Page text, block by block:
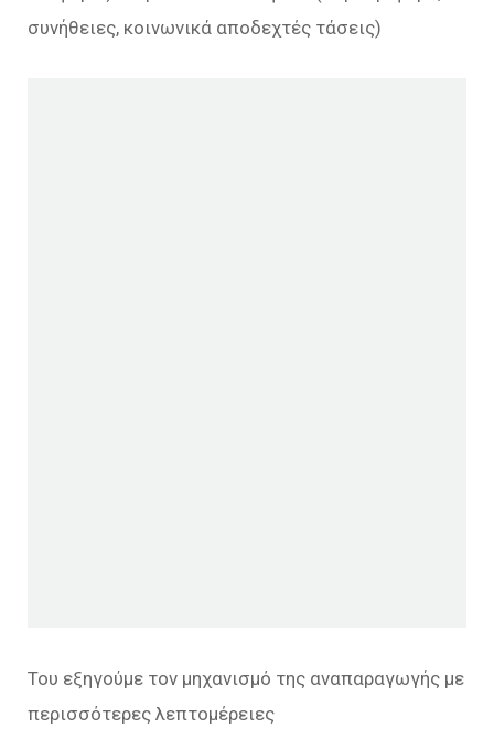
συνήθειες, κοινωνικά αποδεχτές τάσεις)
Του εξηγούμε τον μηχανισμό της αναπαραγωγής με
περισσότερες λεπτομέρειες